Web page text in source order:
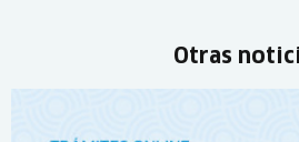
Otras